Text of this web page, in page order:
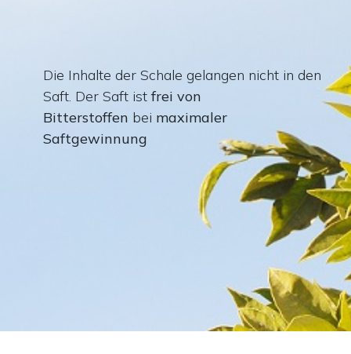
Die Inhalte der Schale gelangen nicht in den
Saft. Der Saft ist frei von
Bitterstoffen bei maximaler
Saftgewinnung